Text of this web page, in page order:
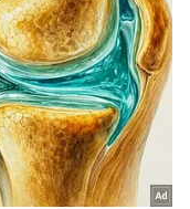
ముఖ్యంగా
చాలా సహజంగా